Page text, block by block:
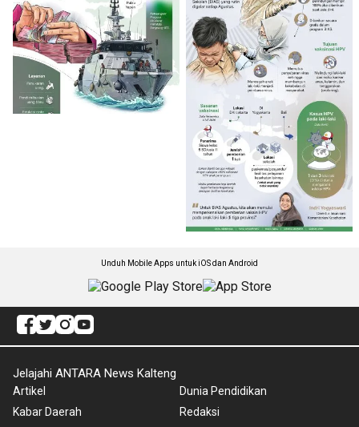
Unduh Mobile Apps untuk iOS dan Android
Jelajahi ANTARA News Kalteng
Artikel
Kabar Daerah
Dunia Pendidikan
Redaksi